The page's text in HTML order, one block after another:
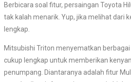
Berbicara soal fitur, persaingan Toyota
tak kalah menarik. Yup, jika melihat dari
lengkap.
Mitsubishi Triton menyematkan
cukup lengkap untuk memberikan
penumpang. Diantaranya adalah fitur